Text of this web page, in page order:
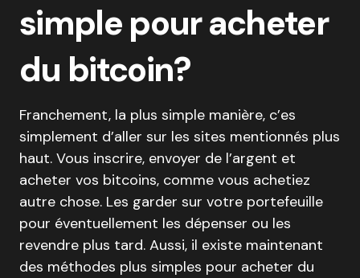
simple pour acheter
du bitcoin?
Franchement, la plus simple manière, c’es
simplement d’aller sur les sites mentionnés plus
haut. Vous inscrire, envoyer de l’argent et
acheter vos bitcoins, comme vous achetiez
autre chose. Les garder sur votre portefeuille
pour éventuellement les dépenser ou les
revendre plus tard. Aussi, il existe maintenant
des méthodes plus simples pour acheter du